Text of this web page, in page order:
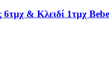
& Κλειδί 1τμχ